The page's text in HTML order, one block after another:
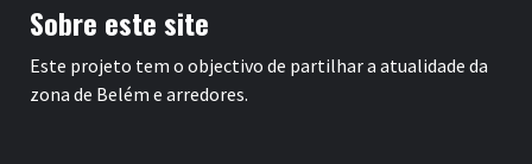
Sobre este site
Este projeto tem o objectivo de partilhar a atualidade da
zona de Belém e arredores.